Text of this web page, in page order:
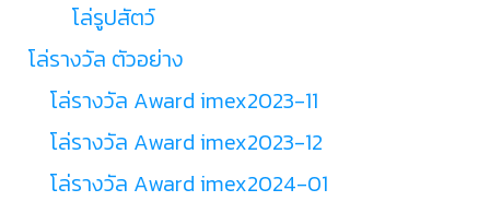
โล่รูปสัตว์
โล่รางวัล ตัวอย่าง
โล่รางวัล Award imex2023-11
โล่รางวัล Award imex2023-12
โล่รางวัล Award imex2024-01